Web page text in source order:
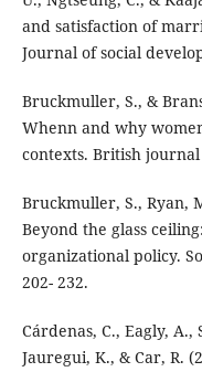
and satisfaction of
Journal of social
Bruckmuller, S., &
Whenn and why
contexts. British journal
Bruckmuller, S., Ryan,
Beyond the glass
organizational policy.
202- 232.
Cárdenas, C., Eagly,
Jauregui, K., & Car, R.